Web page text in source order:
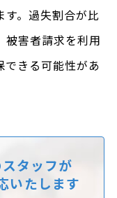
す。過失割合が比
被害者請求を利用
できる可能性があ
タッフが
いたします